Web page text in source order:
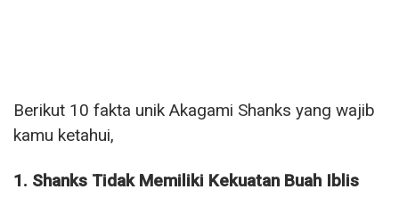
Berikut 10 fakta unik Akagami Shanks yang wajib
kamu ketahui,
1. Shanks Tidak Memiliki Kekuatan Buah Iblis